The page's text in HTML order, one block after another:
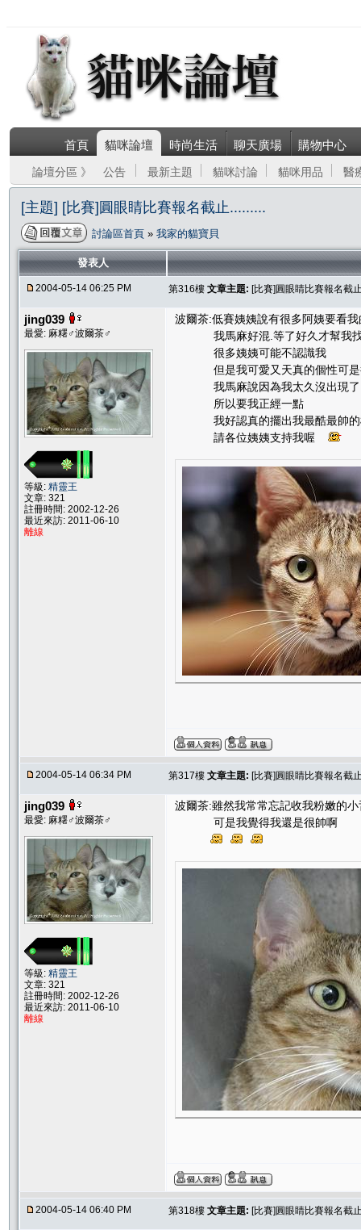
首頁 貓咪論壇 時尚生活 聊天廣場 購物中心
論壇分區 》 公告 最新主題 貓咪討論 貓咪用品 醫
[主題] [比賽]圓眼睛比賽報名截止.........
討論區首頁 » 我家的貓寶貝
發表人
2004-05-14 06:25 PM 第316樓 文章主題: [比賽]圓眼睛比賽報名截
jing039
最愛: 麻糬♂波爾茶♂
等級: 精靈王
文章: 321
註冊時間: 2002-12-26
最近來訪: 2011-06-10
離線
波爾茶:低賽姨姨說有很多阿姨要看
我馬麻好混.等了好久才幫我
很多姨姨可能不認識我
但是我可愛又天真的個性可是
我馬麻說因為我太久沒出現了
所以要我正經一點
我好認真的擺出我最酷最帥的
請各位姨姨支持我喔
2004-05-14 06:34 PM 第317樓 文章主題: [比賽]圓眼睛比賽報名截
jing039
最愛: 麻糬♂波爾茶♂
等級: 精靈王
文章: 321
註冊時間: 2002-12-26
最近來訪: 2011-06-10
離線
波爾茶:雖然我常常忘記收我粉嫩的小
可是我覺得我還是很帥啊
2004-05-14 06:40 PM 第318樓 文章主題: [比賽]圓眼睛比賽報名截